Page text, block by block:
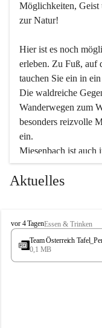
Möglichkeiten, Geist
zur Natur!
Hier ist es noch
erleben. Zu Fuß, auf
tauchen Sie ein in
Die waldreiche
Wanderwegen zum
besonders reizvolle
ein.
Miesenbach ist auch
Eisstockschießen
wunderschöne
vielfältige Angebot
Überzeugen Sie
in den
Wir kennen
Tradition und
Aktuelles
M
i
s
vor 4 TagenEssen & Trinken
Team Österreich
0,1 MB